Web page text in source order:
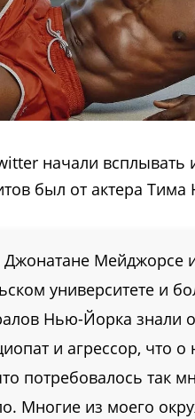
начали всплывать
был от актера Тима
Джонатане Мейджорсе
университете и
Нью-Йорка знали
и агрессор, что о
потребовалось так
Многие из моего